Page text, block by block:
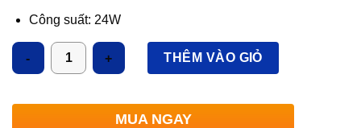
Công suất: 24W
Kích thước LxWxH (mm): 175x175x40
Ánh sáng: 3000K/6500K
Quang thông: 2400lm
Số lượng
THÊM VÀO GIỎ
MUA NGAY